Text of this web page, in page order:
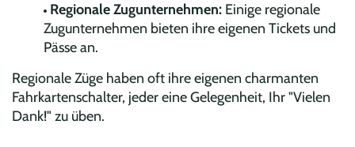
Regionale Zugunternehmen: Einige regionale
Zugunternehmen bieten ihre eigenen Tickets und
Pässe an.
Regionale Züge haben oft ihre eigenen charmanten
Fahrkartenschalter, jeder eine Gelegenheit, Ihr "Vielen
Dank!" zu üben.